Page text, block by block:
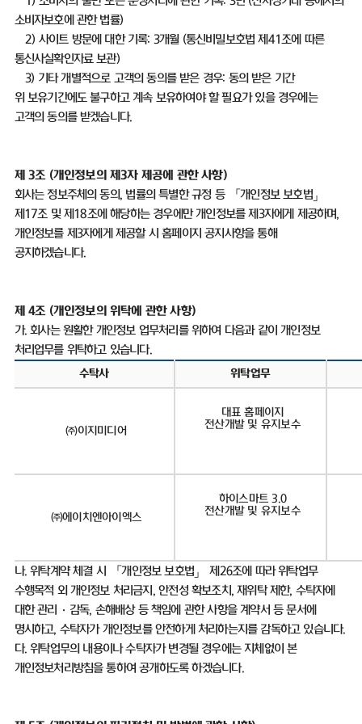
소비자보호에 관한 법률)
2) 사이트 방문에 대한 기록: 3개월 (통신비밀보호법 제 41 조에 따른
통신사실확인자료 보관)
3) 기타 개별적으로 고객의 동의를 받은 경우: 동의 받은 기간
위 보유기간에도 불구하고 계속 보유하여야 할 필요가 있을 경우에는
고객의 동의를 받겠습니다.
제 3조 (개인정보의 제3자 제공에 관한 사항)
회사는 정보주체의 동의, 법률의 특별한 규정 등 「개인정보 보호법」
제 17조 및 제 18조에 해당하는 경우에만 개인정보를 제 3자에게 제공하며,
개인정보를 제 3자에게 제공할 시 홈페이지 공지사항을 통해
공지하겠습니다.
제 4조 (개인정보의 위탁에 관한 사항)
가.회사는 원활한 개인정보 업무처리를 위하여 다음과 같이 개인정보
처리업무를 위탁하고 있습니다.
수탁사 위탁업무
㈜이지미디어
대표 홈페이지
전산개발 및 유지보수
㈜에이치엔아이엑스
하이스마트 3.0
전산개발 및 유지보수
나.위탁계약 체결 시 「개인정보 보호법」 제 26조에 따라 위탁업무
수행목적 외 개인정보 처리금지 ,안전성 확보조치 ,재위탁 제한, 수탁자에
대한 관리
· 감독, 손해배상 등 책임에 관한 사항을 계약서 등 문서에
명시하고, 수탁자가 개인정보를 안전하게 처리하는지를 감독하고 있습니다.
다.위탁업무의 내용이나 수탁자가 변경될 경우에는 지체없이 본
개인정보처리방침을 통하여 공개하도록 하겠습니다.